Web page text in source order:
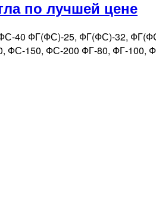
по лучшей цене
ФС-40 ФГ(ФС)-25, ФГ(ФС)-32,
150, ФС-200 ФГ-80, ФГ-100,